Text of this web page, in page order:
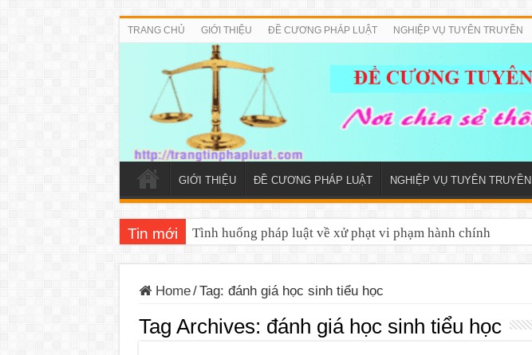
TRANG CHỦ GIỚI THIỆU ĐỀ CƯƠNG PHÁP LUẬT NGHIỆP VỤ TUYÊN TRUYỀN
GIỚI THIỆU ĐỀ CƯƠNG PHÁP LUẬT NGHIỆP VỤ TUYÊN TRUYỀN
Tin mới Tình huống pháp luật về xử phạt vi phạm hành chính
Home/Tag: đánh giá học sinh tiểu học
Tag Archives: đánh giá học sinh tiểu học